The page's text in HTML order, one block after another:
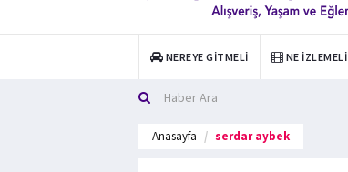
NEREYE GITMELI NE İZLEMELI
Anasayfa serdar aybek